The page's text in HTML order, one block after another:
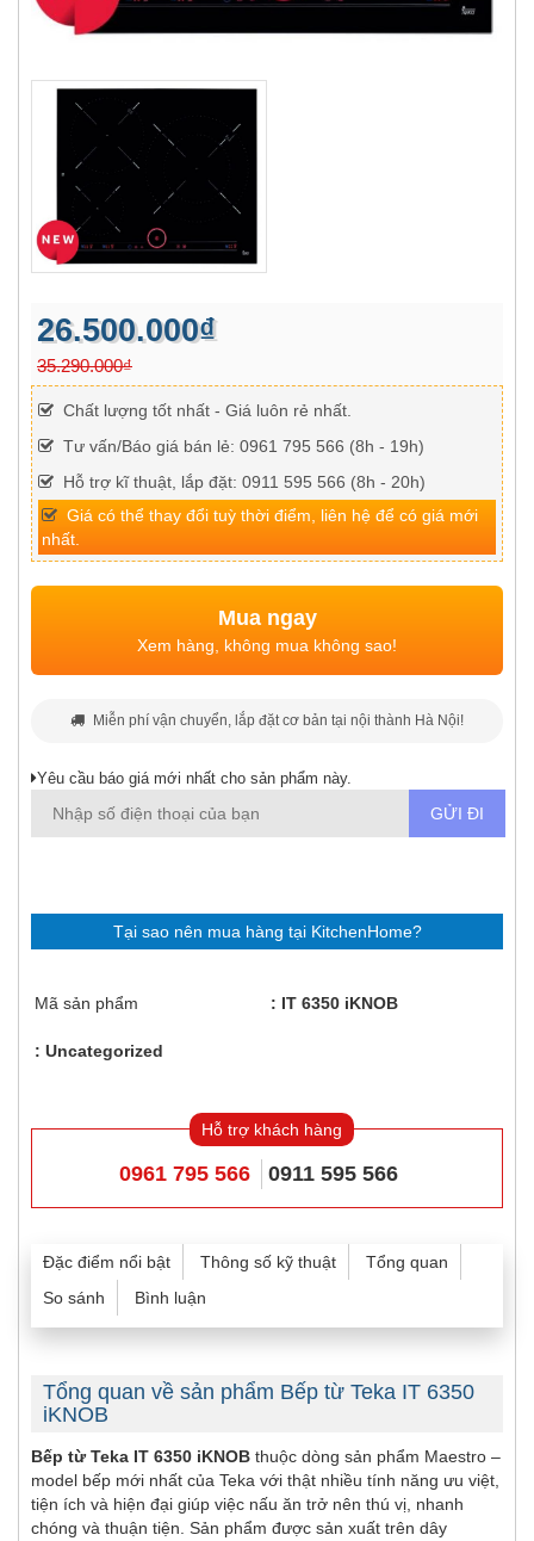
26.500.000₫
35.290.000₫
Chất lượng tốt nhất - Giá luôn rẻ nhất.
Tư vấn/Báo giá bán lẻ: 0961 795 566 (8h - 19h)
Hỗ trợ kĩ thuật, lắp đặt: 0911 595 566 (8h - 20h)
Giá có thể thay đổi tuỳ thời điểm, liên hệ để có giá mới
nhất.
Mua ngay
Xem hàng, không mua không sao!
Miễn phí vận chuyển, lắp đặt cơ bản tại nội thành Hà Nội!
Yêu cầu báo giá mới nhất cho sản phẩm này.
Tại sao nên mua hàng tại KitchenHome?
Mã sản phẩm IT 6350 iKNOB
Uncategorized
Hỗ trợ khách hàng
0961 795 566 0911 595 566
Đặc điểm nổi bật Thông số kỹ thuật
Tổng quan
So sánh
Bình luận
Tổng quan về sản phẩm Bếp từ Teka IT 6350
iKNOB
Bếp từ Teka IT 6350 iKNOB thuộc dòng sản phẩm Maestro –
model bếp mới nhất của Teka với thật nhiều tính năng ưu việt,
tiện ích và hiện đại giúp việc nấu ăn trở nên thú vị, nhanh
chóng và thuận tiện. Sản phẩm được sản xuất trên dây